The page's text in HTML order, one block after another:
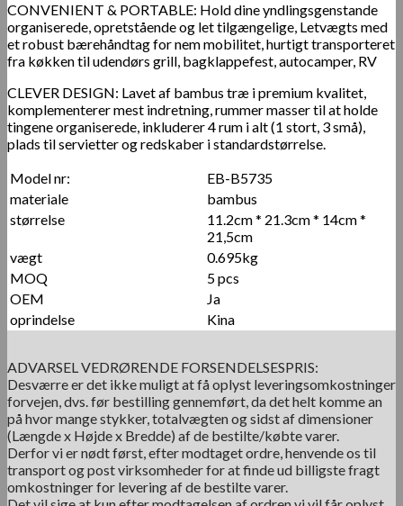
CONVENIENT & PORTABLE: Hold dine yndlingsgenstande
organiserede, opretstående og let tilgængelige, Letvægts med
et robust bærehåndtag for nem mobilitet, hurtigt transporteret
fra køkken til udendørs grill, bagklappefest, autocamper, RV
CLEVER DESIGN: Lavet af bambus træ i premium kvalitet,
komplementerer mest indretning, rummer masser til at holde
tingene organiserede, inkluderer 4 rum i alt (1 stort, 3 små),
plads til servietter og redskaber i standardstørrelse.
Model nr:
EB-B5735
materiale
bambus
størrelse
11.2cm * 21.3cm * 14cm *
21,5cm
vægt
0.695kg
MOQ
5 pcs
OEM
Ja
oprindelse
Kina
ADVARSEL VEDRØRENDE FORSENDELSESPRIS:
Desværre er det ikke muligt at få oplyst leveringsomkostninger
forvejen, dvs. før bestilling gennemført, da det helt komme an
på hvor mange stykker, totalvægten og sidst af dimensioner
(Længde x Højde x Bredde) af de bestilte/købte varer.
Derfor vi er nødt først, efter modtaget ordre, henvende os til
transport og post virksomheder for at finde ud billigste fragt
omkostninger for levering af de bestilte varer.